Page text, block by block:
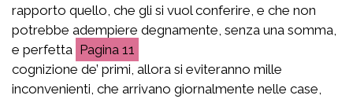
rapporto quello, che gli si vuol conferire, e che non
potrebbe adempiere degnamente, senza una somma,
e perfetta
11
cognizione de’ primi, allora si eviteranno mille
inconvenienti, che arrivano giornalmente nelle case,